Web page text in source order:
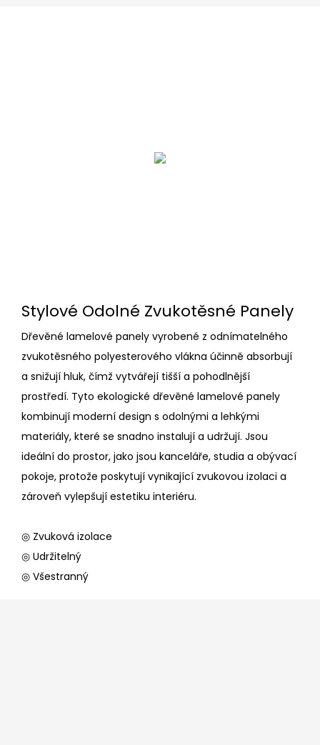
Stylové Odolné Zvukotěsné Panely
Dřevěné lamelové panely vyrobené z odnímatelného
zvukotěsného polyesterového vlákna účinně absorbují
a snižují hluk, čímž vytvářejí tišší a pohodlnější
prostředí. Tyto ekologické dřevěné lamelové panely
kombinují moderní design s odolnými a lehkými
materiály, které se snadno instalují a udržují. Jsou
ideální do prostor, jako jsou kanceláře, studia a obývací
pokoje, protože poskytují vynikající zvukovou izolaci a
zároveň vylepšují estetiku interiéru.
◎ Zvuková izolace
◎ Udržitelný
◎ Všestranný